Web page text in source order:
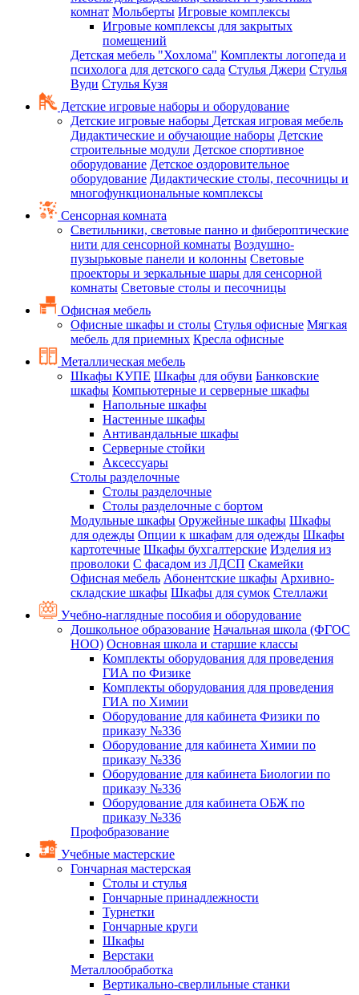
комнат Мольберты Игровые комплексы
Игровые комплексы для закрытых
помещений
Детская мебель "Хохлома" Комплекты логопеда и
психолога для детского сада Стулья Джери Стулья
Вуди Стулья Кузя
Детские игровые наборы и оборудование
Детские игровые наборы Детская игровая мебель
Дидактические и обучающие наборы Детские
строительные модули Детское спортивное
оборудование Детское оздоровительное
оборудование Дидактические столы, песочницы и
многофункциональные комплексы
Сенсорная комната
Светильники, световые панно и фибероптические
нити для сенсорной комнаты Воздушно-
пузырьковые панели и колонны Световые
проекторы и зеркальные шары для сенсорной
комнаты Световые столы и песочницы
Офисная мебель
Офисные шкафы и столы Стулья офисные Мягкая
мебель для приемных Кресла офисные
Металлическая мебель
Шкафы КУПЕ Шкафы для обуви Банковские
шкафы Компьютерные и серверные шкафы
Напольные шкафы
Настенные шкафы
Антивандальные шкафы
Серверные стойки
Аксессуары
Столы разделочные
Столы разделочные
Столы разделочные с бортом
Модульные шкафы Оружейные шкафы Шкафы
для одежды Опции к шкафам для одежды Шкафы
картотечные Шкафы бухгалтерские Изделия из
проволоки С фасадом из ЛДСП Скамейки
Офисная мебель Абонентские шкафы Архивно-
складские шкафы Шкафы для сумок Стеллажи
Учебно-наглядные пособия и оборудование
Дошкольное образование Начальная школа (ФГОС
НОО) Основная школа и старшие классы
Комплекты оборудования для проведения
ГИА по Физике
Комплекты оборудования для проведения
ГИА по Химии
Оборудование для кабинета Физики по
приказу №336
Оборудование для кабинета Химии по
приказу №336
Оборудование для кабинета Биологии по
приказу №336
Оборудование для кабинета ОБЖ по
приказу №336
Профобразование
Учебные мастерские
Гончарная мастерская
Столы и стулья
Гончарные принадлежности
Турнетки
Гончарные круги
Шкафы
Верстаки
Металлообработка
Вертикально-сверлильные станки